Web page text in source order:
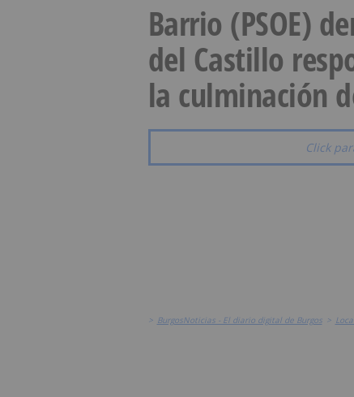
Barrio (PSOE)
del Castillo
la culminación
Click
> BurgosNoticias - El diario digital de Burgos >